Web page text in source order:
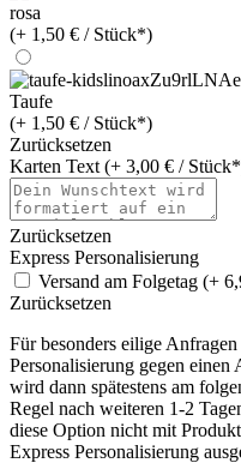
rosa
(+ 1,50 € / Stück*)
Taufe
(+ 1,50 € / Stück*)
Zurücksetzen
Karten Text (+ 3,00 € /
Zurücksetzen
Express Personalisierung
Versand am Folgetag (+
Zurücksetzen
Für besonders eilige
Personalisierung gegen
wird dann spätestens am
Regel nach weiteren 1-2
diese Option nicht mit
Express Personalisierung